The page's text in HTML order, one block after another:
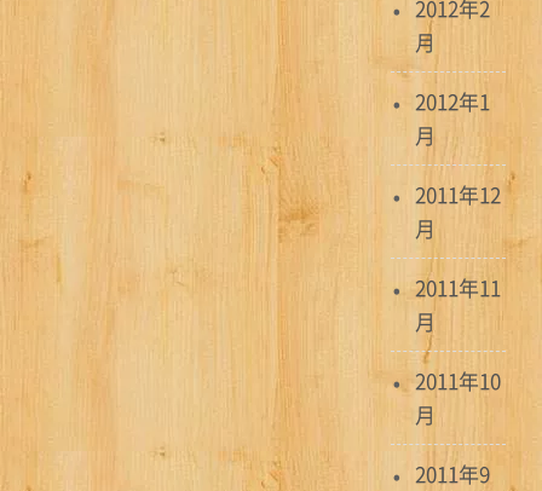
2012年2
月
2012年1
月
2011年12
月
2011年11
月
2011年10
月
2011年9